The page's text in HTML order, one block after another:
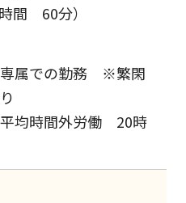
間 60分）
専属での勤務 ※繁閑
均時間外労働 20時